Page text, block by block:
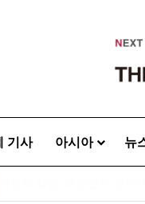
기사 아시아 뉴